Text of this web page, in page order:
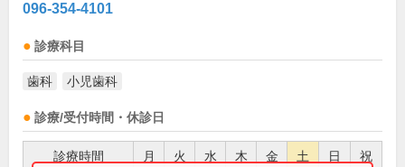
096-354-4101
診療科目
歯科 小児歯科
診療/受付時間・休診日
診療時間 月 火 水 木 金 土 日 祝